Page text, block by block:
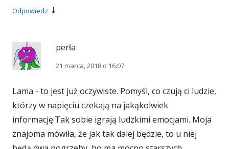
Odpowiedz ↓
perła
21 marca, 2018 o 16:07
Lama - to jest już oczywiste. Pomyśl, co czują ci ludzie,
którzy w napięciu czekają na jakąkolwiek
informację.Tak sobie igrają ludzkimi emocjami. Moja
znajoma mówiła, że jak tak dalej będzie, to u niej